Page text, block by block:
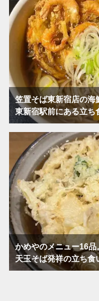
笠置そば東新宿店の海
東新宿駅前にある立ち
かめやのメニュー16
天玉そば発祥の立ち食